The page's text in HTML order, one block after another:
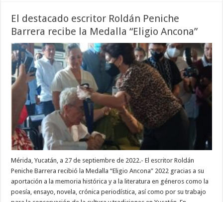
El destacado escritor Roldán Peniche
Barrera recibe la Medalla “Eligio Ancona”
Mérida, Yucatán, a 27 de septiembre de 2022.- El escritor Roldán
Peniche Barrera recibió la Medalla “Eligio Ancona” 2022 gracias a su
aportación a la memoria histórica y a la literatura en géneros como la
poesía, ensayo, novela, crónica periodística, así como por su trabajo